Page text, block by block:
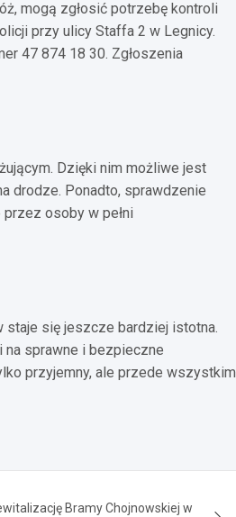
mogą zgłosić potrzebę kontroli
przy ulicy Staffa 2 w Legnicy.
47 874 18 30. Zgłoszenia
Dzięki nim możliwe jest
drodze. Ponadto, sprawdzenie
osoby w pełni
staje się jeszcze bardziej istotna.
sprawne i bezpieczne
przyjemny, ale przede wszystkim
Bramy Chojnowskiej w